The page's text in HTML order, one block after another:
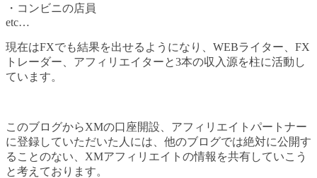
・コンビニの店員
etc…
現在はFXでも結果を出せるようになり、WEBライター、FX
トレーダー、アフィリエイターと3本の収入源を柱に活動し
ています。
このブログからXMの口座開設、アフィリエイトパートナー
に登録していただいた人には、他のブログでは絶対に公開す
ることのない、XMアフィリエイトの情報を共有していこう
と考えております。